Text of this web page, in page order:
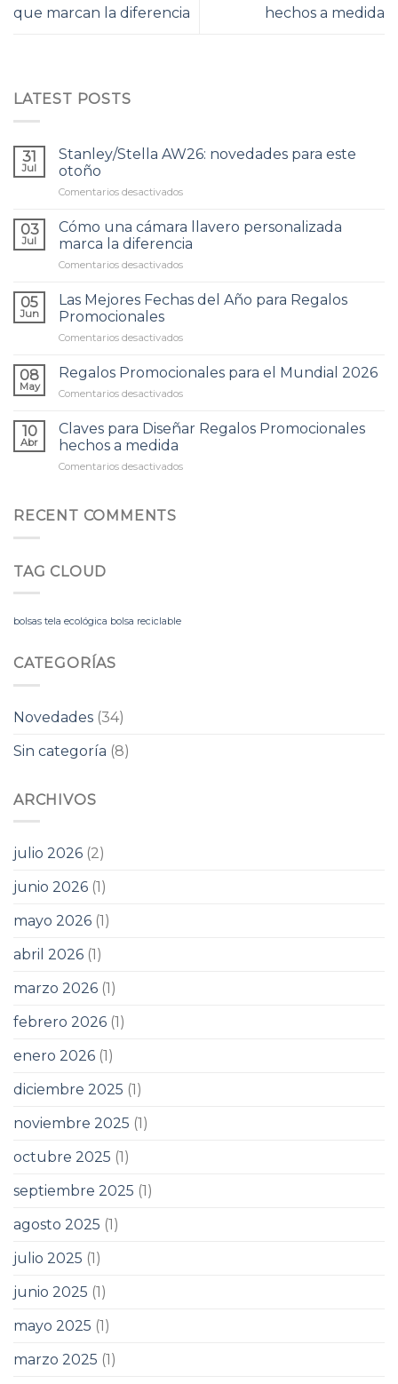
que marcan la diferencia hechos a medida
LATEST POSTS
31
Jul
Stanley/Stella AW26: novedades para este
otoño
Comentarios desactivados
AW26:
novedades
para
03
Jul
Cómo una cámara llavero personalizada
marca la diferencia
Comentarios desactivados
una
la
05
Jun
Las Mejores Fechas del Año para Regalos
Promocionales
Comentarios desactivados
Mejores
para
08
May
Regalos Promocionales para el Mundial 2026
Comentarios desactivados
Promocionales
10
Abr
Claves para Diseñar Regalos Promocionales
hechos a medida
Comentarios desactivados
RECENT COMMENTS
TAG CLOUD
bolsas tela ecológica bolsa reciclable
CATEGORÍAS
Novedades (34)
Sin categoría (8)
ARCHIVOS
julio 2026 (2)
junio 2026 (1)
mayo 2026 (1)
abril 2026 (1)
marzo 2026 (1)
febrero 2026 (1)
enero 2026 (1)
diciembre 2025 (1)
noviembre 2025 (1)
octubre 2025 (1)
septiembre 2025 (1)
agosto 2025 (1)
julio 2025 (1)
junio 2025 (1)
mayo 2025 (1)
marzo 2025 (1)